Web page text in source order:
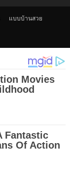
แบบบ้านสวย